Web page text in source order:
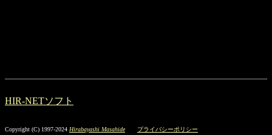
HIR-NETソフト
Copyright (C) 1997-2024 Hirabayashi Masahide プライバシーポリシー